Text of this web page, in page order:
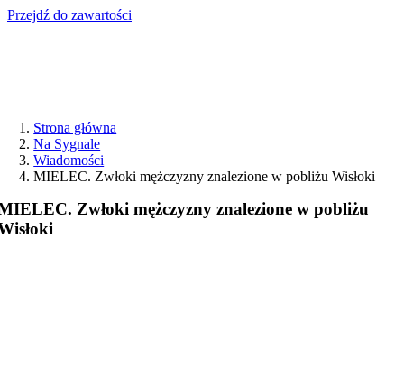
Przejdź do zawartości
Strona główna
Na Sygnale
Wiadomości
MIELEC. Zwłoki mężczyzny znalezione w pobliżu Wisłoki
Zwłoki mężczyzny znalezione w pobliżu